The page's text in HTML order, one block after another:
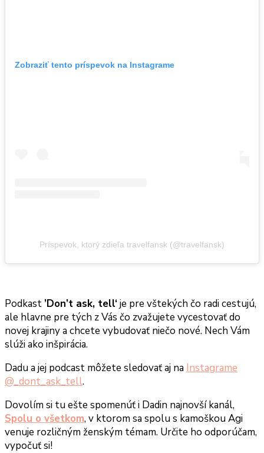
Zobraziť tento príspevok na Instagrame
Príspevok, ktorý zdieľa travelfansk (@travelfansk)
Podkast ’Don’t ask, tell‘je pre vštekých čo radi cestujú,
ale hlavne pre tých z Vás čo zvažujete vycestovať do
novej krajiny a chcete vybudovať niečo nové. Nech Vám
slúži ako inšpirácia.
Dadu a jej podcast môžete sledovať aj na Instagrame
@_dont_ask_tell.
Dovolím si tu ešte spomenúť i Dadin najnovší kanál,
Spolu o všetkom, v ktorom sa spolu s kamoškou Agi
venuje rozličným ženským témam. Určite ho odporúčam,
vypočuť si!